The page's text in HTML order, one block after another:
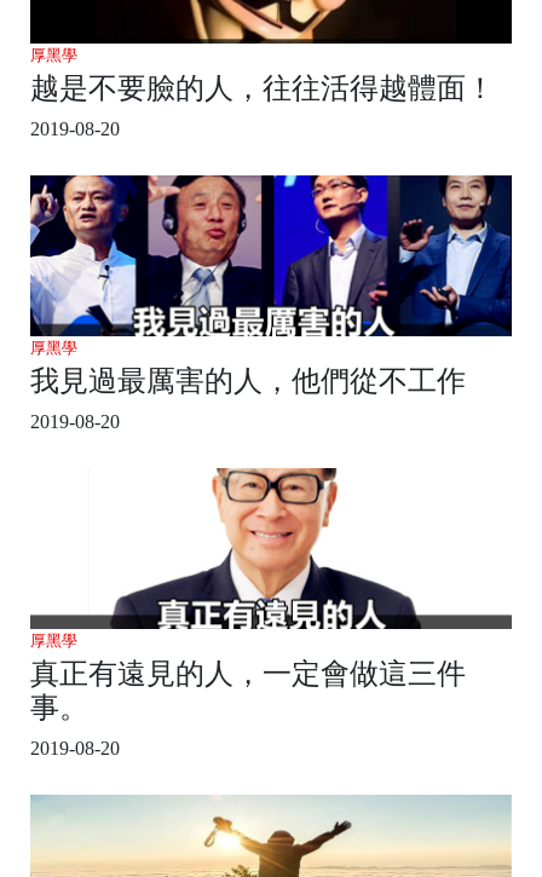
厚黑學
越是不要臉的人，往往活得越體面！
2019-08-20
厚黑學
我見過最厲害的人，他們從不工作
2019-08-20
厚黑學
真正有遠見的人，一定會做這三件
事。
2019-08-20